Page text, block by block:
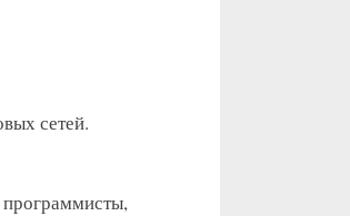
сетей.